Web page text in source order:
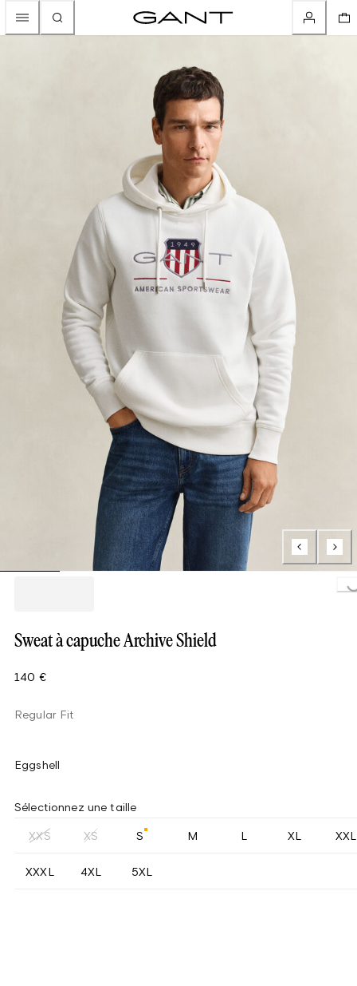
Sweat à capuche Archive Shield
140 €
Regular Fit
Eggshell
Sélectionnez une taille
XXS XS S M L XL XXL
XXXL 4XL 5XL